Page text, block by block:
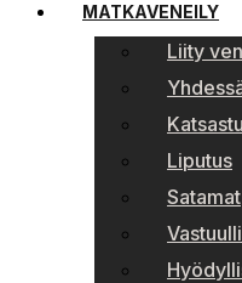
MATKAVENEILY
Liity
Liputus
Satamat